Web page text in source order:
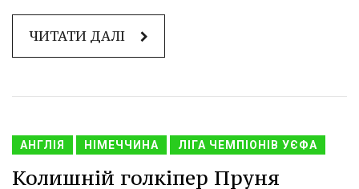
ЧИТАТИ ДАЛІ
АНГЛІЯ НІМЕЧЧИНА ЛІГА ЧЕМПІОНІВ УЄФА
Колишній голкіпер Пруня